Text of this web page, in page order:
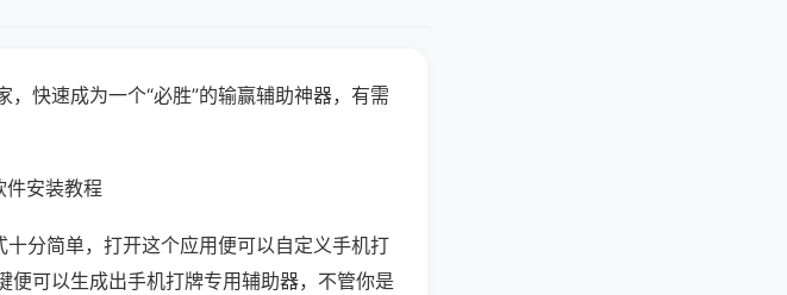
快速成为一个“必胜”的输赢辅助神器，有需
安装教程
分简单，打开这个应用便可以自定义手机打
可以生成出手机打牌专用辅助器，不管你是